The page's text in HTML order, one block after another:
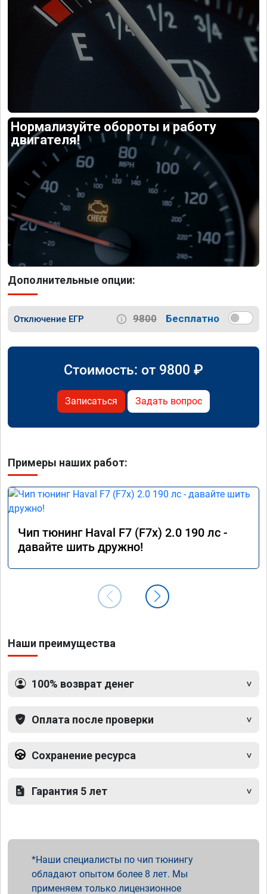
Нормализуйте обороты и работу
двигателя!
Дополнительные опции:
Отключение ЕГР 9800 Бесплатно
Стоимость: от 9800 ₽
Записаться Задать вопрос
Примеры наших работ:
Чип тюнинг Haval F7 (F7x) 2.0 190 лс -
давайте шить дружно!
Наши преимущества
100% возврат денег
Оплата после проверки
Сохранение ресурса
Гарантия 5 лет
Наши специалисты по чип тюнингу
обладают опытом более 8 лет. Мы
применяем только лицензионное